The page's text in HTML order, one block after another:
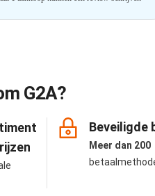
G2A?
Beveiligde
Meer dan 200